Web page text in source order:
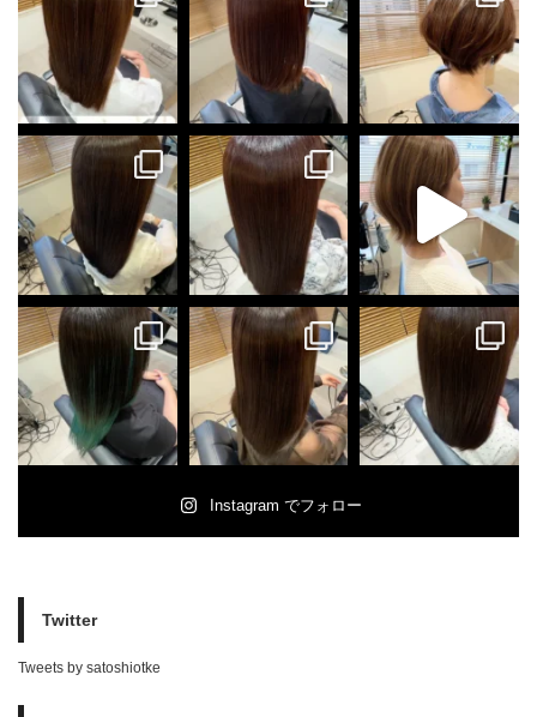
Instagram でフォロー
Twitter
Tweets by satoshiotke